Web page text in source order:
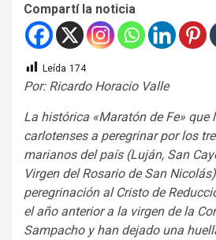
Compartí la noticia
Leída 174
Por: Ricardo Horacio Valle
La histórica «Maratón de Fe» que
carlotenses a peregrinar por los
marianos del país (Luján, San
Virgen del Rosario de San
peregrinación al Cristo de
el año anterior a la virgen de la
Sampacho y han dejado una